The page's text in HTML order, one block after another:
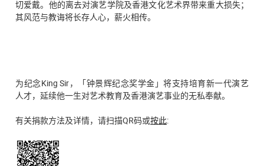
切爱戴。他的离去对演艺学院及香港文化艺术界带来重大损失；
其风范与教诲将长存人心，薪火相传。
为纪念King Sir，「钟景辉纪念奖学金」将支持培育新一代演艺
人才，延续他一生对艺术教育及香港演艺事业的无私奉献。
有关捐款方法及详情，请扫描QR码或按此: